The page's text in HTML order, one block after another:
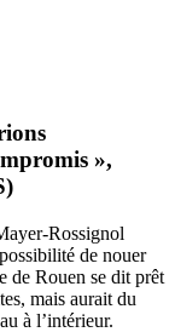
»,
Rossignol
de nouer
de Rouen se dit prêt
mais aurait du
à l’intérieur.